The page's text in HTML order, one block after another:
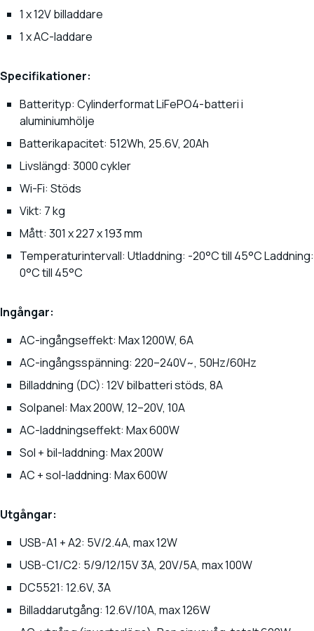
1 x 12V billaddare
1 x AC-laddare
Specifikationer:
Batterityp: Cylinderformat LiFePO4-batteri i
aluminiumhölje
Batterikapacitet: 512Wh, 25.6V, 20Ah
Livslängd: 3000 cykler
Wi-Fi: Stöds
Vikt: 7 kg
Mått: 301 x 227 x 193 mm
Temperaturintervall: Utladdning: -20°C till 45°C Laddning:
0°C till 45°C
Ingångar:
AC-ingångseffekt: Max 1200W, 6A
AC-ingångsspänning: 220–240V~, 50Hz/60Hz
Billaddning (DC): 12V bilbatteri stöds, 8A
Solpanel: Max 200W, 12–20V, 10A
AC-laddningseffekt: Max 600W
Sol + bil-laddning: Max 200W
AC + sol-laddning: Max 600W
Utgångar:
USB-A1 + A2: 5V/2.4A, max 12W
USB-C1/C2: 5/9/12/15V 3A, 20V/5A, max 100W
DC5521: 12.6V, 3A
Billaddarutgång: 12.6V/10A, max 126W